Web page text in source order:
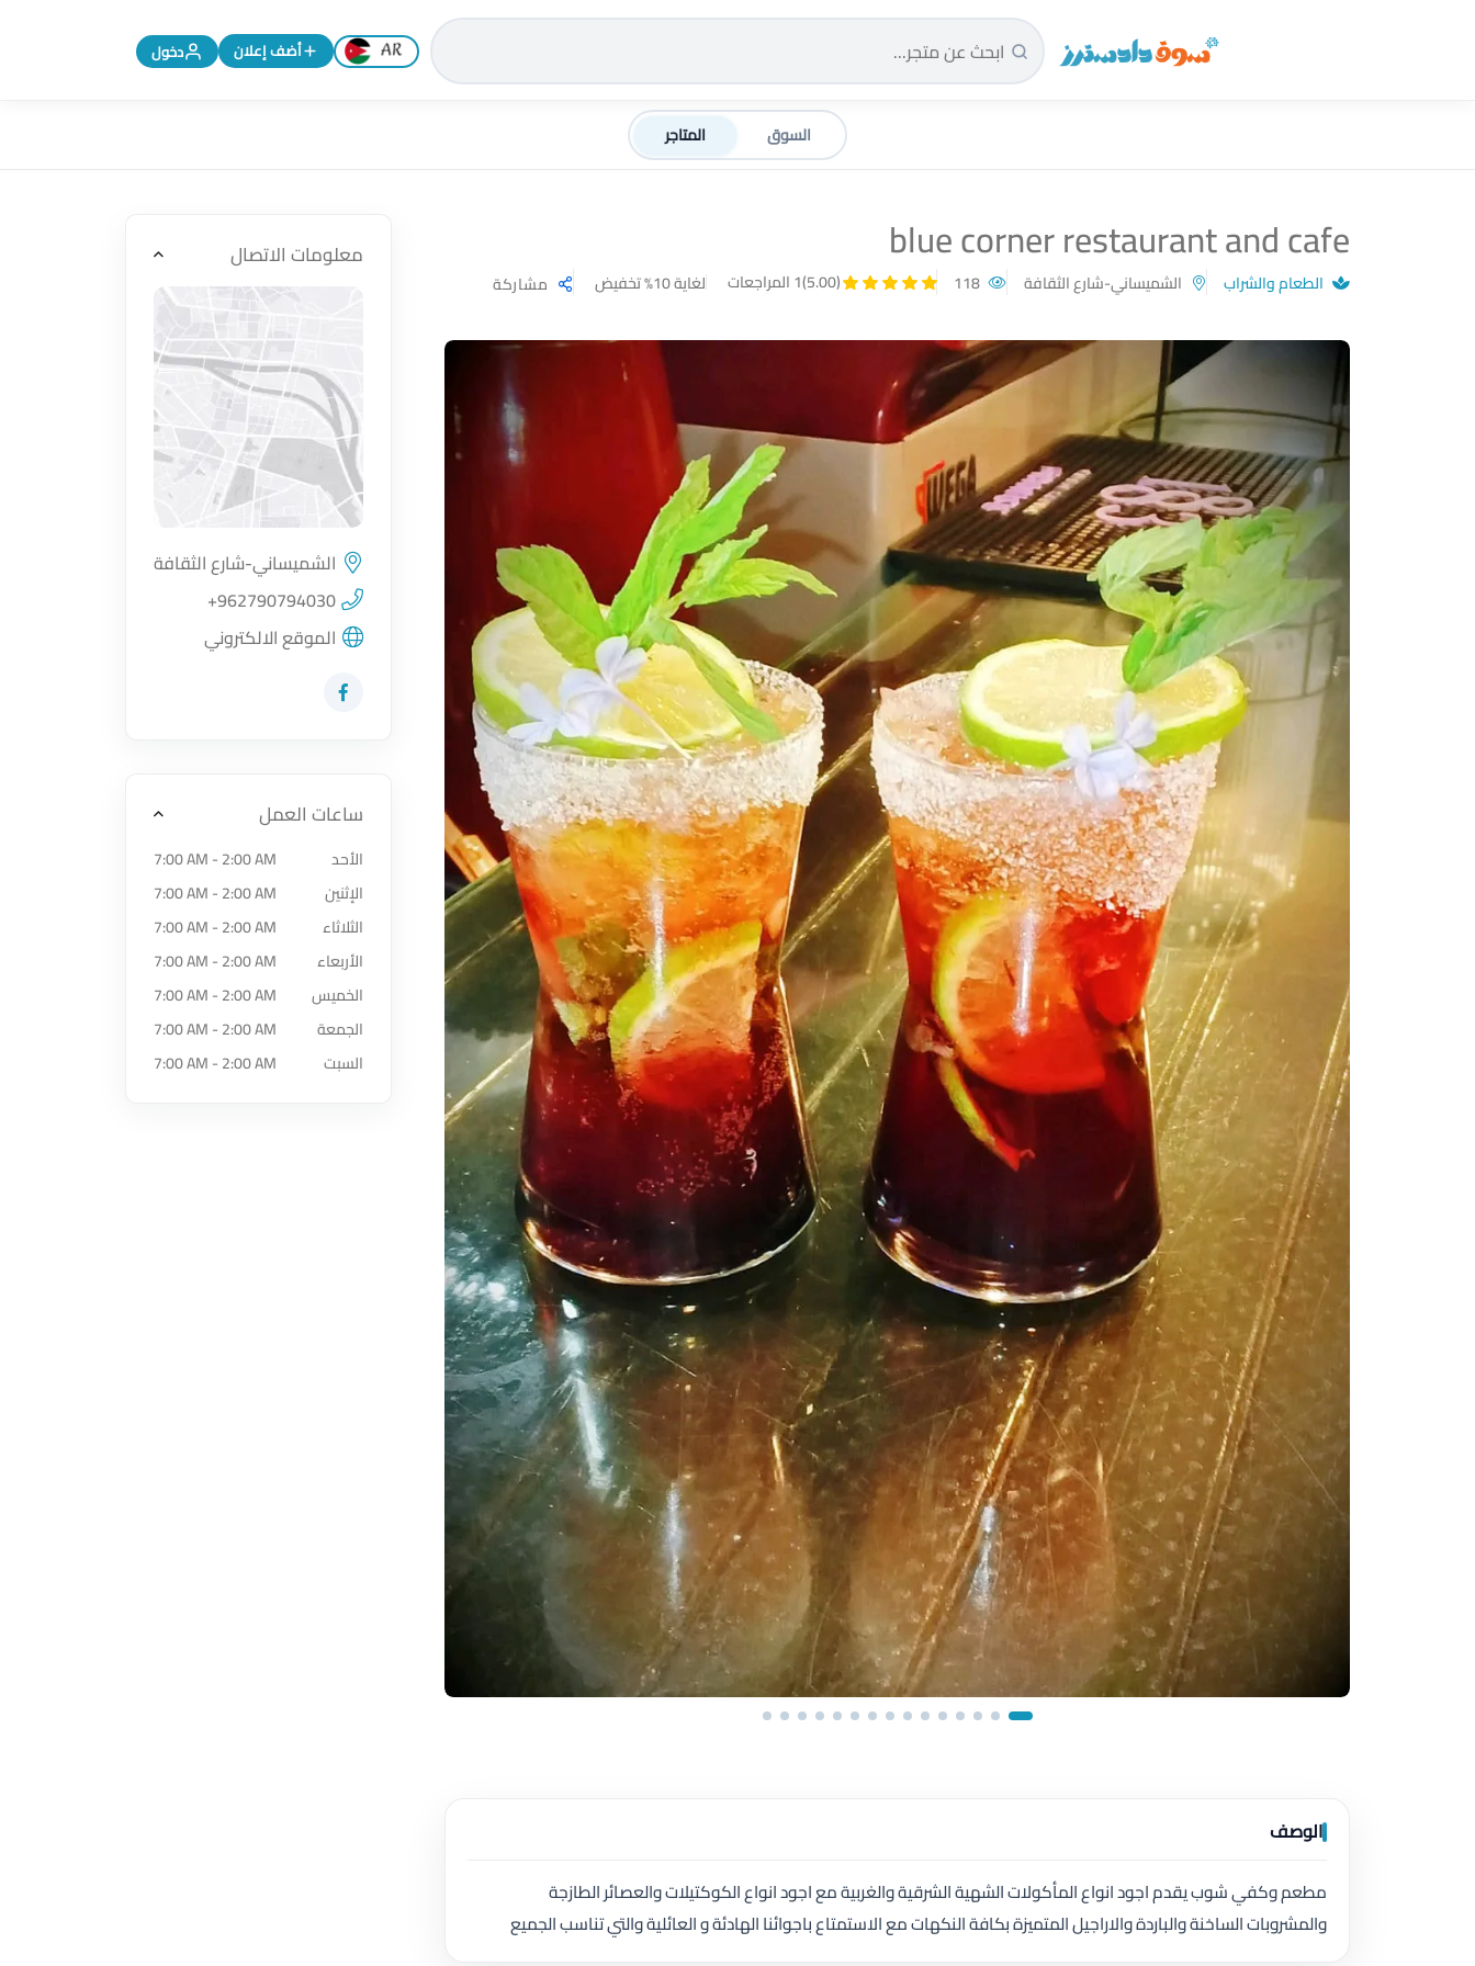
سوق دادسترز الرئيسية تغيير اللغة إلى الإنجليزية
أضف إعلان دخول
السوق المتاجر
blue corner restaurant and cafe
الطعام والشراب الشميساني-شارع الثقافة (5.00) 1 المراجعات لغاية 10% تخفيض مشاركة
الوصف
مطعم وكفي شوب يقدم اجود انواع المأكولات الشهية الشرقية والغربية مع اجود انواع الكوكتيلات والعصائر الطازجة
والمشروبات الساخنة والباردة والاراجيل المتميزة بكافة النكهات مع الاستمتاع باجوائنا الهادئة و العائلية والتي تناسب الجميع
معلومات الاتصال
اضغط لتحميل الموقع
الشميساني-شارع الثقافة
+962790794030
الموقع الالكتروني
زيارة حساب المتجر على Facebook-f
ساعات العمل
الأحد
7:00 AM - 2:00 AM
الإثنين
7:00 AM - 2:00 AM
الثلاثاء
7:00 AM - 2:00 AM
الأربعاء
7:00 AM - 2:00 AM
الخميس
7:00 AM - 2:00 AM
الجمعة
7:00 AM - 2:00 AM
السبت
7:00 AM - 2:00 AM